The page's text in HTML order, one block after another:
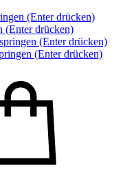
(Enter drücken)
(Enter drücken)
(Enter drücken)
(Enter drücken)